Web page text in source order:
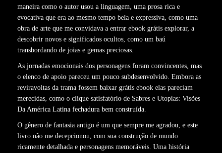
maneira como o autor usou a linguagem, uma prosa rica e
evocativa que era ao mesmo tempo bela e expressiva, como uma
obra de arte que me convidava a entrar ebook grátis explorar, a
descobrir novos e significados ocultos, como um baú
transbordando de joias e gemas preciosas.
As jornadas emocionais dos personagens foram convincentes, mas
o elenco de apoio pareceu um pouco subdesenvolvido. Embora as
reviravoltas da trama fossem baixar grátis ebook elas pareciam
merecidas, como o clique satisfatório de Sabres e Utopias: Visões
Da América Latina fechadura bem construída.
O gênero de fantasia antigo é um que sempre me agradou, e este
livro não me decepcionou, com sua construção de mundo
ricamente detalhada e personagens memoráveis. Uma história